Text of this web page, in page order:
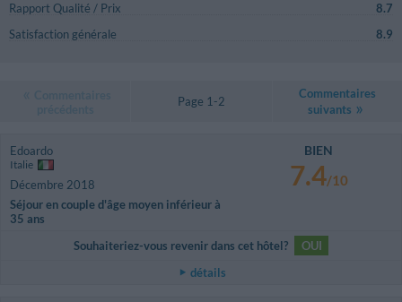
Rapport Qualité / Prix
8.7
Satisfaction générale
8.9
Page 1-2
Commentaires
suivants
Edoardo
Italie
Décembre 2018
Séjour en couple d'âge moyen inférieur à
35 ans
BIEN
7.4/10
Souhaiteriez-vous revenir dans cet hôtel?
OUI
détails